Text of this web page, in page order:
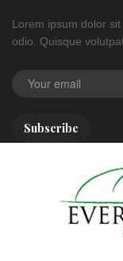
Lorem ipsum dolor
odio. Quisque
Subscribe